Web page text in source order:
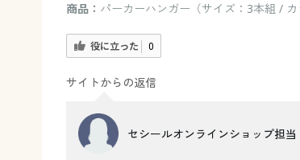
商品： パーカーハンガー（サイズ：3本組 / カ
役に立った 0
サイトからの返信
セシールオンラインショップ担当